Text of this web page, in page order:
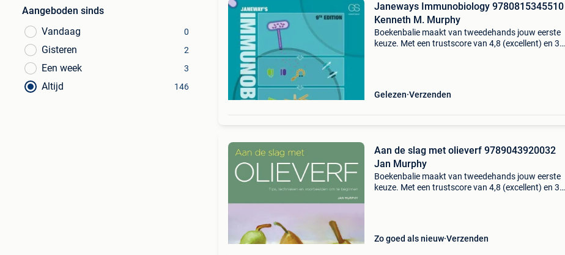
Aangeboden sinds
Vandaag
0
Gisteren 2
Een week 3
Altijd 146
Janeways Immunobiology 9780815345510
Kenneth M. Murphy
Boekenbalie maakt van tweedehands jouw eerste
keuze. Met een trustscore van 4,8 (excellent) en 30
Gelezen Verzenden
Aan de slag met olieverf 9789043920032
Jan Murphy
Boekenbalie maakt van tweedehands jouw eerste
keuze. Met een trustscore van 4,8 (excellent) en 30
Zo goed als nieuw Verzenden